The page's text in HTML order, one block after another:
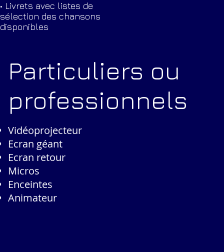
• Livrets avec listes de
sélection des chansons
disponibles
Particuliers ou
professionnels
Vidéoprojecteur
Ecran géant
Ecran retour
Micros
Enceintes
Animateur